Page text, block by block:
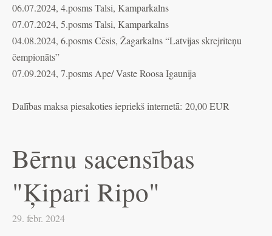
06.07.2024, 4.posms Talsi, Kamparkalns
07.07.2024, 5.posms Talsi, Kamparkalns
04.08.2024, 6.posms Cēsis, Žagarkalns “Latvijas skrejriteņu
čempionāts”
07.09.2024, 7.posms Ape/ Vaste Roosa Igaunija
Dalības maksa piesakoties iepriekš internetā: 20,00 EUR
Bērnu sacensības
"Ķipari Ripo"
29. febr. 2024